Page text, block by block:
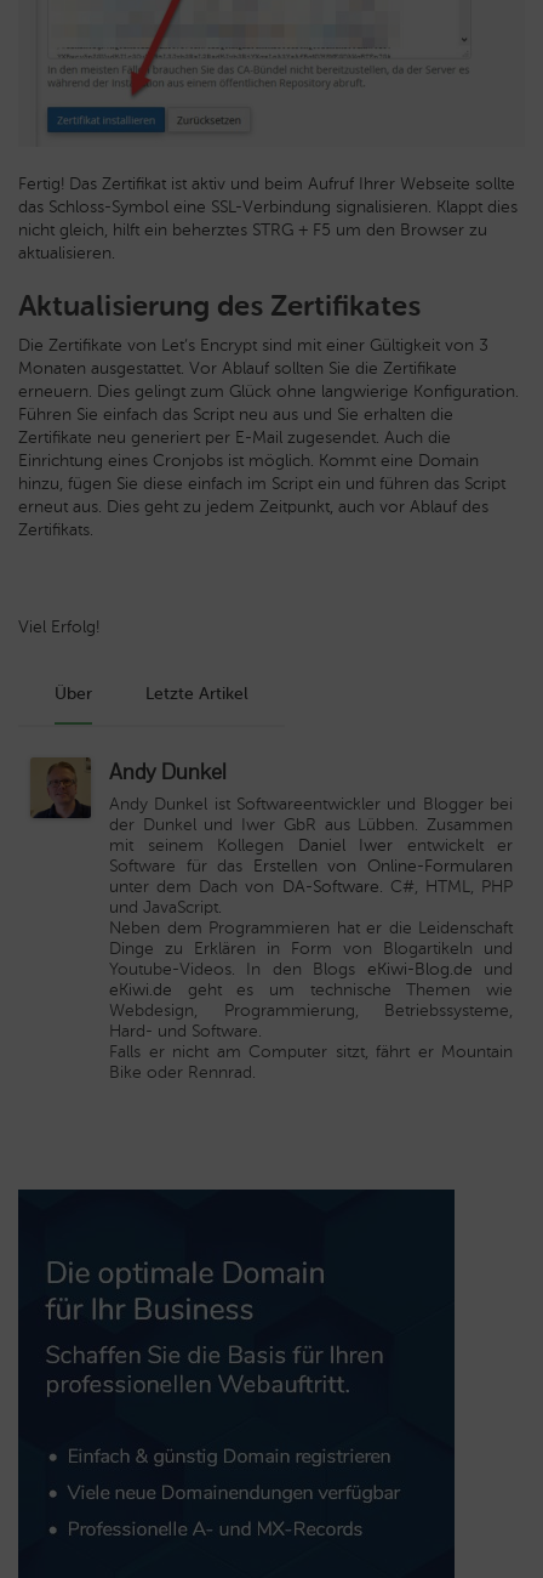
Fertig! Das Zertifikat ist aktiv und beim Aufruf Ihrer Webseite sollte
das Schloss-Symbol eine SSL-Verbindung signalisieren. Klappt dies
nicht gleich, hilft ein beherztes STRG + F5 um den Browser zu
aktualisieren.
Aktualisierung des Zertifikates
Die Zertifikate von Let’s Encrypt sind mit einer Gültigkeit von 3
Monaten ausgestattet. Vor Ablauf sollten Sie die Zertifikate
erneuern. Dies gelingt zum Glück ohne langwierige Konfiguration.
Führen Sie einfach das Script neu aus und Sie erhalten die
Zertifikate neu generiert per E-Mail zugesendet. Auch die
Einrichtung eines Cronjobs ist möglich. Kommt eine Domain
hinzu, fügen Sie diese einfach im Script ein und führen das Script
erneut aus. Dies geht zu jedem Zeitpunkt, auch vor Ablauf des
Zertifikats.
Viel Erfolg!
Über Letzte Artikel
Andy Dunkel
Andy Dunkel ist Softwareentwickler und Blogger bei
der Dunkel und Iwer GbR aus Lübben. Zusammen
mit seinem Kollegen Daniel Iwer entwickelt er
Software für das Erstellen von Online-Formularen
unter dem Dach von DA-Software. C#, HTML, PHP
und JavaScript.
Neben dem Programmieren hat er die Leidenschaft
Dinge zu Erklären in Form von Blogartikeln und
Youtube-Videos. In den Blogs eKiwi-Blog.de und
eKiwi.de geht es um technische Themen wie
Webdesign, Programmierung, Betriebssysteme,
Hard- und Software.
Falls er nicht am Computer sitzt, fährt er Mountain
Bike oder Rennrad.